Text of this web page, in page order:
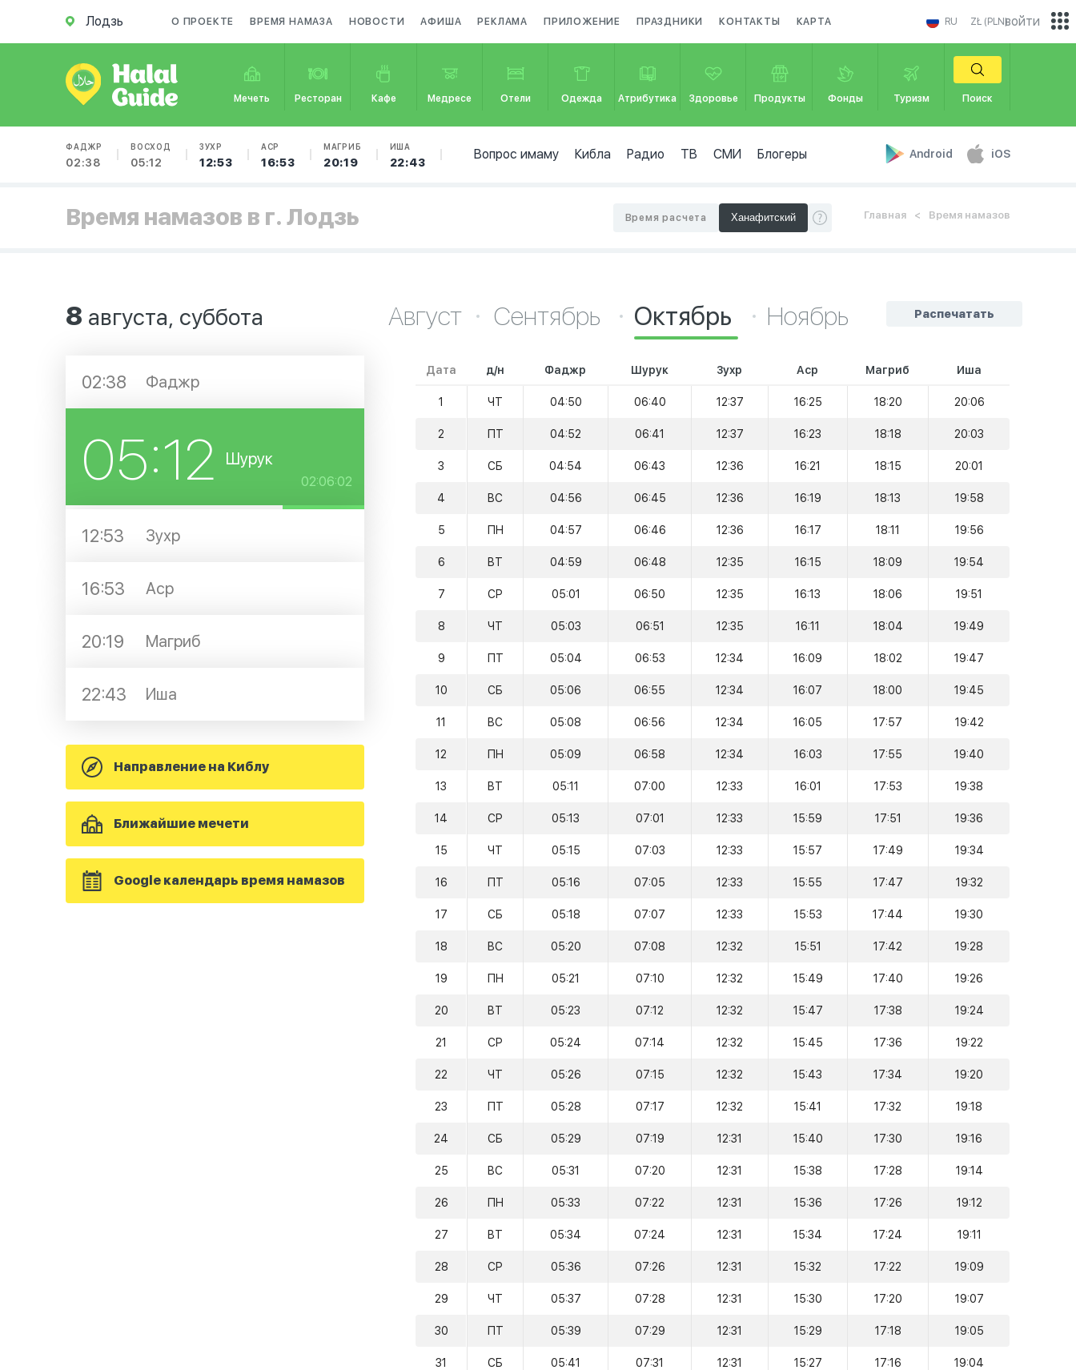
Лодзь О ПРОЕКТЕ ВРЕМЯ НАМАЗА НОВОСТИ АФИША РЕКЛАМА ПРИЛОЖЕНИЕ ПРАЗДНИКИ КОНТАКТЫ КАРТА RU ZŁ (PLN)
Мечеть Ресторан Кафе Медресе Отели Одежда Атрибутика Здоровье Продукты Фонды Туризм Поиск
ФАДЖР
02:38
ВОСХОД
05:12
ЗУХР
12:53
АСР
16:53
МАГРИБ
20:19
ИША
22:43
Вопрос имаму Кибла Радио ТВ СМИ Блогеры Android iOS
войти
Время намазов в г. Лодзь Главная Время намазов
Время расчета
8 августа, суббота
02:38 Фаджр
05:12 Шурук
02:06:02
12:53 Зухр
16:53 Аср
20:19 Магриб
22:43 Иша
Направление на Киблу
Ближайшие мечети
Google календарь время намазов
Распечатать
Август Сентябрь Октябрь Ноябрь
Дата д/н Фаджр Шурук Зухр Аср Магриб Иша
1 ЧТ 04:50 06:40 12:37 16:25 18:20 20:06
2 ПТ 04:52 06:41 12:37 16:23 18:18 20:03
3 СБ 04:54 06:43 12:36 16:21 18:15 20:01
4 ВС 04:56 06:45 12:36 16:19 18:13 19:58
5 ПН 04:57 06:46 12:36 16:17 18:11 19:56
6 ВТ 04:59 06:48 12:35 16:15 18:09 19:54
7 СР 05:01 06:50 12:35 16:13 18:06 19:51
8 ЧТ 05:03 06:51 12:35 16:11 18:04 19:49
9 ПТ 05:04 06:53 12:34 16:09 18:02 19:47
10 СБ 05:06 06:55 12:34 16:07 18:00 19:45
11 ВС 05:08 06:56 12:34 16:05 17:57 19:42
12 ПН 05:09 06:58 12:34 16:03 17:55 19:40
13 ВТ 05:11 07:00 12:33 16:01 17:53 19:38
14 СР 05:13 07:01 12:33 15:59 17:51 19:36
15 ЧТ 05:15 07:03 12:33 15:57 17:49 19:34
16 ПТ 05:16 07:05 12:33 15:55 17:47 19:32
17 СБ 05:18 07:07 12:33 15:53 17:44 19:30
18 ВС 05:20 07:08 12:32 15:51 17:42 19:28
19 ПН 05:21 07:10 12:32 15:49 17:40 19:26
20 ВТ 05:23 07:12 12:32 15:47 17:38 19:24
21 СР 05:24 07:14 12:32 15:45 17:36 19:22
22 ЧТ 05:26 07:15 12:32 15:43 17:34 19:20
23 ПТ 05:28 07:17 12:32 15:41 17:32 19:18
24 СБ 05:29 07:19 12:31 15:40 17:30 19:16
25 ВС 05:31 07:20 12:31 15:38 17:28 19:14
26 ПН 05:33 07:22 12:31 15:36 17:26 19:12
27 ВТ 05:34 07:24 12:31 15:34 17:24 19:11
28 СР 05:36 07:26 12:31 15:32 17:22 19:09
29 ЧТ 05:37 07:28 12:31 15:30 17:20 19:07
30 ПТ 05:39 07:29 12:31 15:29 17:18 19:05
31 СБ 05:41 07:31 12:31 15:27 17:16 19:04